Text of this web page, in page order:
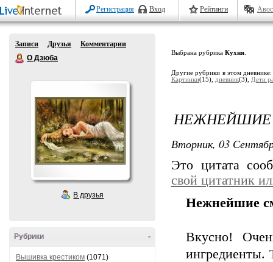
Регистрация Вход Рейтинги
Записи Друзья
Комментарии
О Дзюба
В друзья
-
Рубрики
Вышивка крестиком (1071)
Выбрана рубрика Кухня
Другие рубрики в этом
Картинки(15), дневник(3), Дети
НЕЖНЕЙШИЕ
Вторник, 03
Это цитата
свой цитатник
Нежнейшие
Вкусно!
ингредиенты.